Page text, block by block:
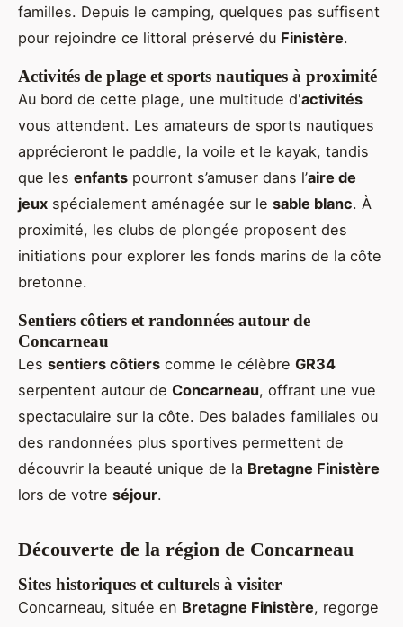
familles. Depuis le camping, quelques pas suffisent
pour rejoindre ce littoral préservé du Finistère.
Activités de plage et sports nautiques à proximité
Au bord de cette plage, une multitude d'activités
vous attendent. Les amateurs de sports nautiques
apprécieront le paddle, la voile et le kayak, tandis
que les enfants pourront s’amuser dans l’aire de
jeux spécialement aménagée sur le sable blanc. À
proximité, les clubs de plongée proposent des
initiations pour explorer les fonds marins de la côte
bretonne.
Sentiers côtiers et randonnées autour de
Concarneau
Les sentiers côtiers comme le célèbre GR34
serpentent autour de Concarneau, offrant une vue
spectaculaire sur la côte. Des balades familiales ou
des randonnées plus sportives permettent de
découvrir la beauté unique de la Bretagne Finistère
lors de votre séjour.
Découverte de la région de Concarneau
Sites historiques et culturels à visiter
Concarneau, située en Bretagne Finistère, regorge